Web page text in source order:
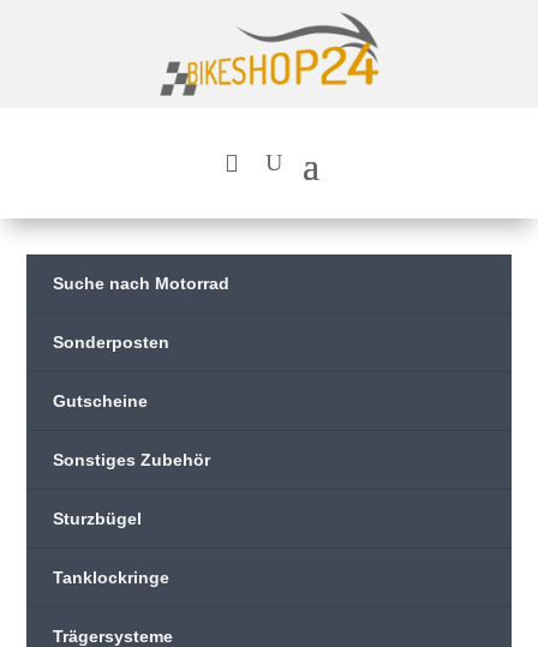
Suche nach Motorrad
Sonderposten
Gutscheine
Sonstiges Zubehör
Sturzbügel
Tanklockringe
Trägersysteme